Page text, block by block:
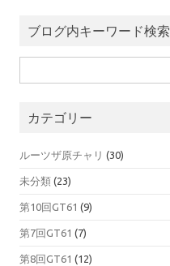
ブログ内キーワード検索
カテゴリー
ルーツザ原チャリ (30)
未分類 (23)
第10回GT61 (9)
第7回GT61 (7)
第8回GT61 (12)